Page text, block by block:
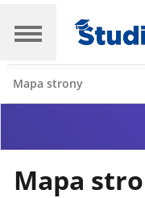
Mapa strony
Mapa